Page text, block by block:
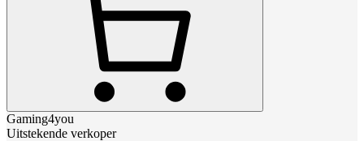
Gaming4you
Uitstekende verkoper